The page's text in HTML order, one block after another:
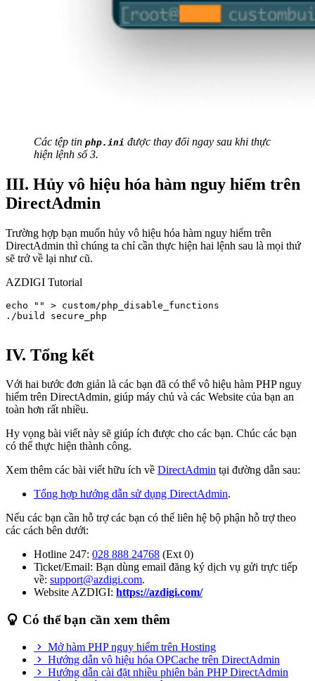
Các tệp tin php.ini được thay đổi ngay sau khi thực
hiện lệnh số 3.
III. Hủy vô hiệu hóa hàm nguy hiểm trên
DirectAdmin
Trường hợp bạn muốn hủy vô hiệu hóa hàm nguy hiểm trên
DirectAdmin thì chúng ta chỉ cần thực hiện hai lệnh sau là mọi thứ
sẽ trở về lại như cũ.
AZDIGI Tutorial
echo "" > custom/php_disable_functions
./build secure_php
IV. Tổng kết
Với hai bước đơn giản là các bạn đã có thể vô hiệu hàm PHP nguy
hiểm trên DirectAdmin, giúp máy chủ và các Website của bạn an
toàn hơn rất nhiều.
Hy vọng bài viết này sẽ giúp ích được cho các bạn. Chúc các bạn
có thể thực hiện thành công.
Xem thêm các bài viết hữu ích về DirectAdmin tại đường dẫn sau:
Tổng hợp hướng dẫn sử dụng DirectAdmin.
Nếu các bạn cần hỗ trợ các bạn có thể liên hệ bộ phận hỗ trợ theo
các cách bên dưới:
Hotline 247: 028 888 24768 (Ext 0)
Ticket/Email: Bạn dùng email đăng ký dịch vụ gửi trực tiếp
về: support@azdigi.com.
Website AZDIGI: https://azdigi.com/
Có thể bạn cần xem thêm
Mở hàm PHP nguy hiểm trên Hosting
Hướng dẫn vô hiệu hóa OPCache trên DirectAdmin
Hướng dẫn cài đặt nhiều phiên bản PHP DirectAdmin